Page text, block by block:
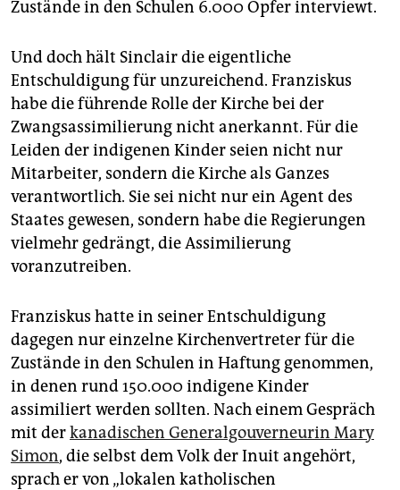
Zustände in den Schulen 6.000 Opfer interviewt.
Und doch hält Sinclair die eigentliche
Entschuldigung für unzureichend. Franziskus
habe die führende Rolle der Kirche bei der
Zwangsassimilierung nicht anerkannt. Für die
Leiden der indigenen Kinder seien nicht nur
Mitarbeiter, sondern die Kirche als Ganzes
verantwortlich. Sie sei nicht nur ein Agent des
Staates gewesen, sondern habe die Regierungen
vielmehr gedrängt, die Assimilierung
voranzutreiben.
Franziskus hatte in seiner Entschuldigung
dagegen nur einzelne Kirchenvertreter für die
Zustände in den Schulen in Haftung genommen,
in denen rund 150.000 indigene Kinder
assimiliert werden sollten. Nach einem Gespräch
mit derkanadischen Generalgouverneurin Mary
Simon, die selbst dem Volk der Inuit angehört,
sprach er von „lokalen katholischen